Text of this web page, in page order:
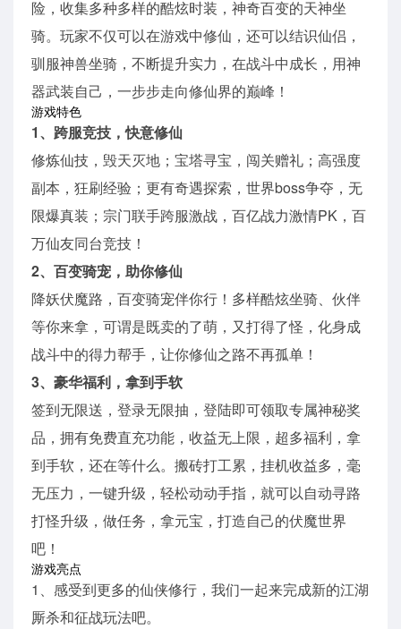
险，收集多种多样的酷炫时装，神奇百变的天神坐
骑。玩家不仅可以在游戏中修仙，还可以结识仙侣，
驯服神兽坐骑，不断提升实力，在战斗中成长，用神
器武装自己，一步步走向修仙界的巅峰！
游戏特色
1、跨服竞技，快意修仙
修炼仙技，毁天灭地；宝塔寻宝，闯关赠礼；高强度
副本，狂刷经验；更有奇遇探索，世界boss争夺，无
限爆真装；宗门联手跨服激战，百亿战力激情PK，百
万仙友同台竞技！
2、百变骑宠，助你修仙
降妖伏魔路，百变骑宠伴你行！多样酷炫坐骑、伙伴
等你来拿，可谓是既卖的了萌，又打得了怪，化身成
战斗中的得力帮手，让你修仙之路不再孤单！
3、豪华福利，拿到手软
签到无限送，登录无限抽，登陆即可领取专属神秘奖
品，拥有免费直充功能，收益无上限，超多福利，拿
到手软，还在等什么。搬砖打工累，挂机收益多，毫
无压力，一键升级，轻松动动手指，就可以自动寻路
打怪升级，做任务，拿元宝，打造自己的伏魔世界
吧！
游戏亮点
1、感受到更多的仙侠修行，我们一起来完成新的江湖
厮杀和征战玩法吧。